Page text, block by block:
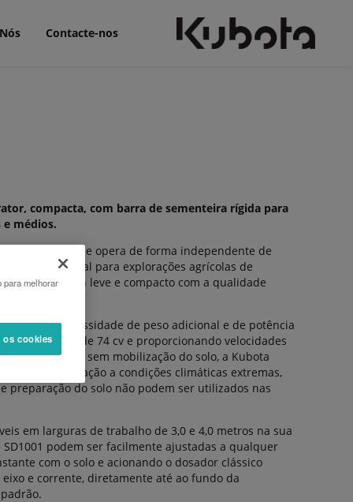
Contacte-nos
compacta, com barra de sementeira rígida para
médios.
ao trator, que opera de forma independente de
a solução ideal para explorações agrícolas de
um design leve e compacto com a qualidade
reduz a necessidade de peso adicional e de potência
a partir de 74 cv e proporcionando velocidades
direta sem mobilização do solo, a Kubota
de adaptação a condições climáticas extremas,
preparação do solo não podem ser utilizados nas
em larguras de trabalho de 3,0 e 4,0 metros na sua
podem ser facilmente ajustadas a qualquer
com o solo e acionando o dosador clássico
e corrente, diretamente até ao fundo da
para melhorar
cookies